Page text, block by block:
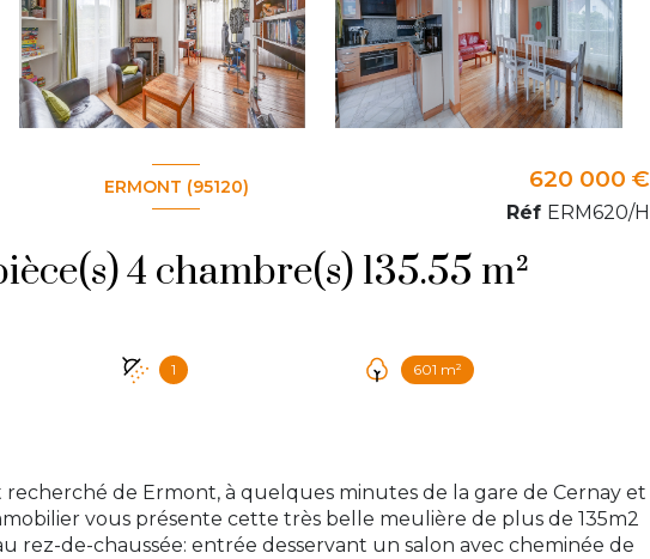
ERMONT (95120)
Maison 7 pièce(s) 4 chambre(s) 135.55 m²
1 601 m²
620 000 €
Réf ERM620/H
de Ermont, à quelques minutes de la gare de Cernay et
vous présente cette très belle meulière de plus de 135m2
rez-de-chaussée: entrée desservant un salon avec cheminée de